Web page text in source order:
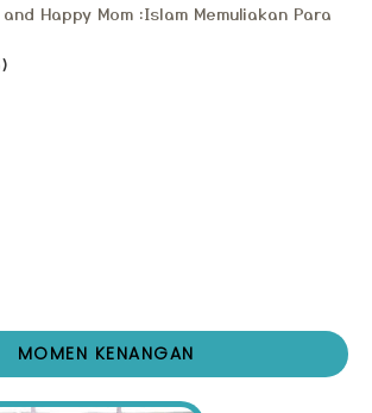
Happy Mom :Islam Memuliakan Para
MOMEN KENANGAN